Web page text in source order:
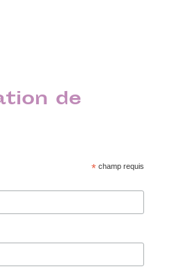
de
* champ requis